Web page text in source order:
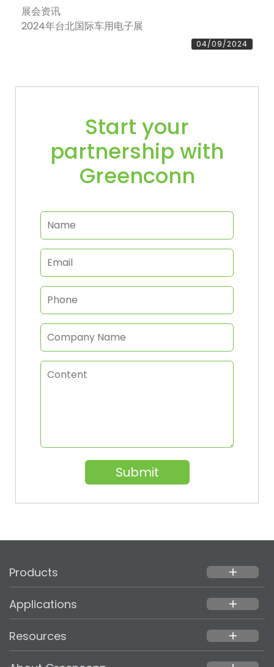
展会资讯
2024年台北国际车用电子展
04/09/2024
Start your
partnership with
Greenconn
Submit
Products add
Applications add
Resources add